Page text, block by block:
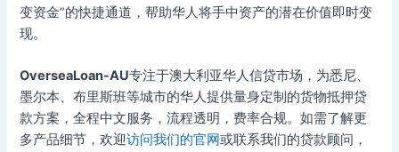
变资金”的快捷通道，帮助华人将手中资产的潜在价值即时变
现。
OverseaLoan-AU专注于澳大利亚华人信贷市场，为悉尼、
墨尔本、布里斯班等城市的华人提供量身定制的货物抵押贷
款方案，全程中文服务，流程透明，费率合规。如需了解更
多产品细节，欢迎访问我们的官网或联系我们的贷款顾问，